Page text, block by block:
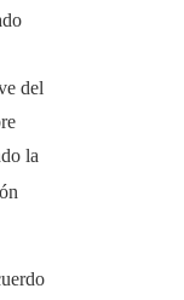
del
la